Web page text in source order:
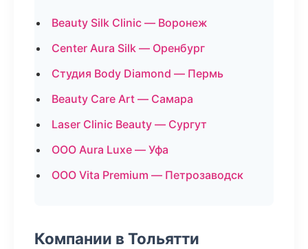
Beauty Silk Clinic — Воронеж
Center Aura Silk — Оренбург
Студия Body Diamond — Пермь
Beauty Care Art — Самара
Laser Clinic Beauty — Сургут
ООО Aura Luxe — Уфа
ООО Vita Premium — Петрозаводск
Компании в Тольятти